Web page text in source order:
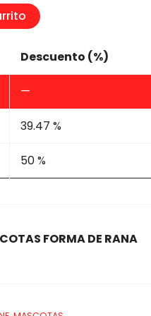
Descuento (%)
—
39.47 %
50 %
FORMA DE RANA